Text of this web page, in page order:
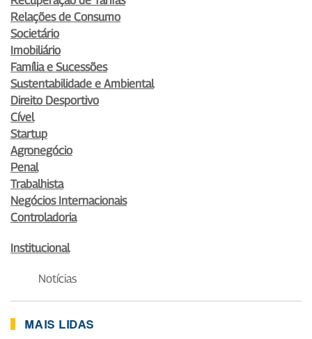
Relações de Consumo
Societário
Imobiliário
Família e Sucessões
Sustentabilidade e Ambiental
Direito Desportivo
Cível
Startup
Agronegócio
Penal
Trabalhista
Negócios Internacionais
Controladoria
Institucional
Notícias
MAIS LIDAS